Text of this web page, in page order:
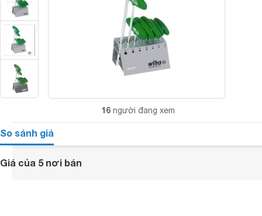
16 người đang xem
So sánh giá
Giá của 5 nơi bán